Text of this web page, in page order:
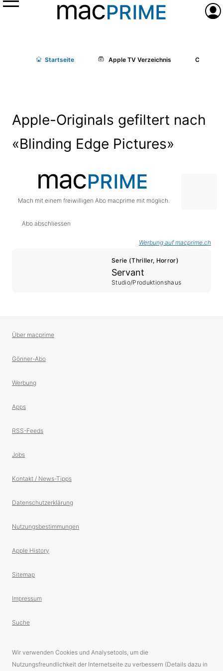
Menü
Startseite Apple TV Verzeichnis Cast/
Apple-Originals gefiltert nach
«Blinding Edge Pictures»
Mach mit einem freiwilligen Abo macprime mit möglich.
Abo abschliessen
Werbung auf macprime.ch
Serie (Thriller, Horror)
Servant
Studio/Produktionshaus
Über macprime
Gönner-Abo
Werbung
Apps
RSS-Feeds
Jobs
Kontakt / News-Tipps
Datenschutzerklärung
Nutzungsbestimmungen
Apple History
Sitemap
Impressum
Suche
Wir verwenden Cookies und Analysetools, um die
Nutzungsfreundlichkeit der Internetseite zu verbessern (Details dazu in